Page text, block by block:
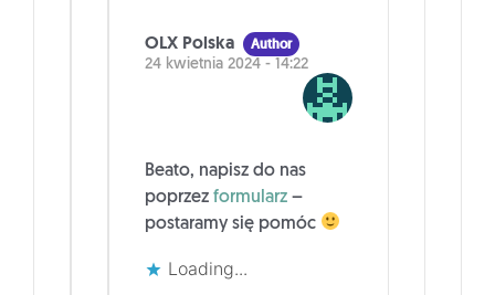
OLX Polska Author
24 kwietnia 2024 - 14:22
Beato, napisz do nas
poprzez formularz –
postaramy się pomóc
Loading...